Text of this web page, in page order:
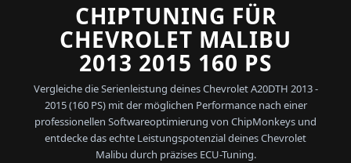
CHIPTUNING FÜR
CHEVROLET MALIBU
2013 2015 160 PS
Vergleiche die Serienleistung deines Chevrolet A20DTH 2013 -
2015 (160 PS) mit der möglichen Performance nach einer
professionellen Softwareoptimierung von ChipMonkeys und
entdecke das echte Leistungspotenzial deines Chevrolet
Malibu durch präzises ECU-Tuning.